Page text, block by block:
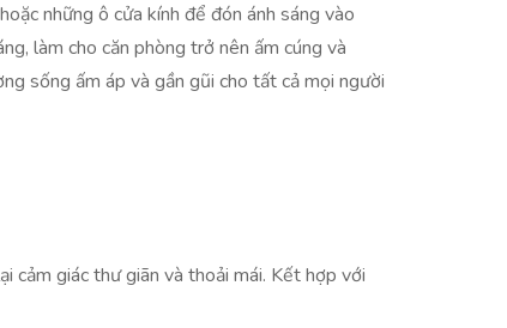
những ô cửa kính để đón ánh sáng vào
làm cho căn phòng trở nên ấm cúng và
sống ấm áp và gần gũi cho tất cả mọi người
cảm giác thư giãn và thoải mái. Kết hợp với